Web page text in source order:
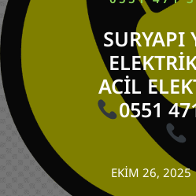
SURYAPI
ACIL
0551
EKIM 26, 2025